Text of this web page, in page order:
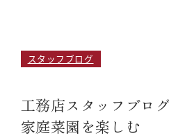
スタッフブログ
工務店スタッフブロ
家庭菜園を楽しむ